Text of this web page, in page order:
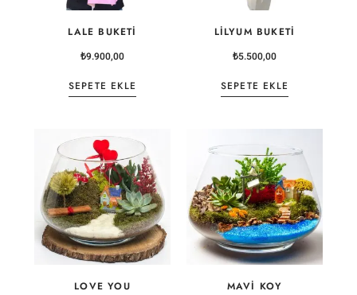
LALE BUKETI
₺9.900,00
SEPETE EKLE
LILYUM BUKETI
₺5.500,00
SEPETE EKLE
LOVE YOU MAVI KOY